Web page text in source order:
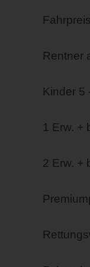
Kinder
1 Erw. +
2 Erw. +